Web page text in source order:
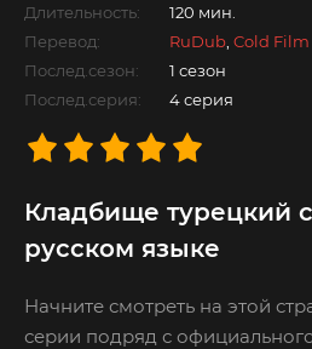
Длительность:
120 мин.
Перевод:
RuDub Cold Film
Послед.сезон:
1 сезон
Послед.серия:
4 серия
Кладбище турецкий
русском языке
Начните смотреть на этой
серии подряд с